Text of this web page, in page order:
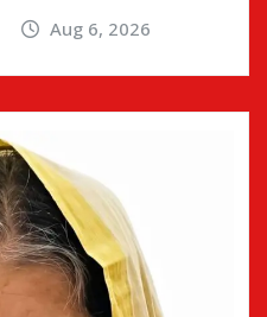
Aug 6, 2026